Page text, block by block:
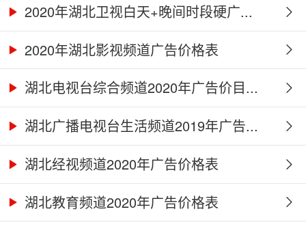
2020年湖北卫视白天+晚间时段硬广...
2020年湖北影视频道广告价格表
湖北电视台综合频道2020年广告价目...
湖北广播电视台生活频道2019年广告...
湖北经视频道2020年广告价格表
湖北教育频道2020年广告价格表